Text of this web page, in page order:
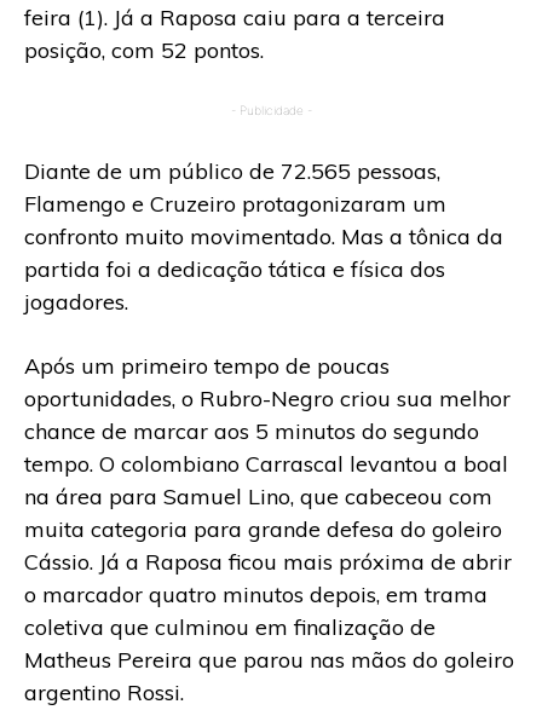
feira (1). Já a Raposa caiu para a terceira
posição, com 52 pontos.
- Publicidade -
Diante de um público de 72.565 pessoas,
Flamengo e Cruzeiro protagonizaram um
confronto muito movimentado. Mas a tônica da
partida foi a dedicação tática e física dos
jogadores.
Após um primeiro tempo de poucas
oportunidades, o Rubro-Negro criou sua melhor
chance de marcar aos 5 minutos do segundo
tempo. O colombiano Carrascal levantou a boal
na área para Samuel Lino, que cabeceou com
muita categoria para grande defesa do goleiro
Cássio. Já a Raposa ficou mais próxima de abrir
o marcador quatro minutos depois, em trama
coletiva que culminou em finalização de
Matheus Pereira que parou nas mãos do goleiro
argentino Rossi.